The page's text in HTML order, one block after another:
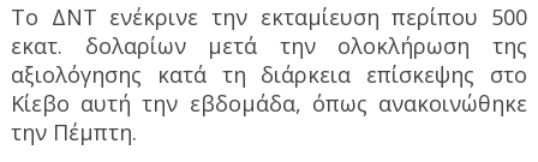
Το ΔΝΤ ενέκρινε την εκταμίευση περίπου 500
εκατ. δολαρίων μετά την ολοκλήρωση της
αξιολόγησης κατά τη διάρκεια επίσκεψης στο
Κίεβο αυτή την εβδομάδα, όπως ανακοινώθηκε
την Πέμπτη.